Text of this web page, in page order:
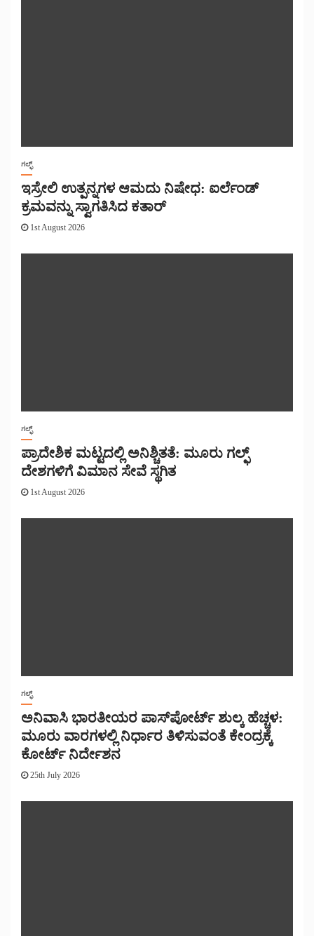
ಗಲ್ಫ್
ಇಸ್ರೇಲಿ ಉತ್ಪನ್ನಗಳ ಆಮದು ನಿಷೇಧ: ಐರ್ಲೆಂಡ್
ಕ್ರಮವನ್ನು ಸ್ವಾಗತಿಸಿದ ಕತಾರ್
1st August 2026
ಗಲ್ಫ್
ಪ್ರಾದೇಶಿಕ ಮಟ್ಟದಲ್ಲಿ ಅನಿಶ್ಚಿತತೆ: ಮೂರು ಗಲ್ಫ್
ದೇಶಗಳಿಗೆ ವಿಮಾನ ಸೇವೆ ಸ್ಥಗಿತ
1st August 2026
ಗಲ್ಫ್
ಅನಿವಾಸಿ ಭಾರತೀಯರ ಪಾಸ್‌ಪೋರ್ಟ್ ಶುಲ್ಕ ಹೆಚ್ಚಳ:
ಮೂರು ವಾರಗಳಲ್ಲಿ ನಿರ್ಧಾರ ತಿಳಿಸುವಂತೆ ಕೇಂದ್ರಕ್ಕೆ
ಕೋರ್ಟ್ ನಿರ್ದೇಶನ
25th July 2026